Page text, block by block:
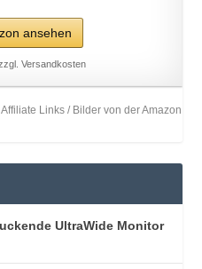
ansehen
Versandkosten
Links / Bilder von der Amazon
UltraWide Monitor